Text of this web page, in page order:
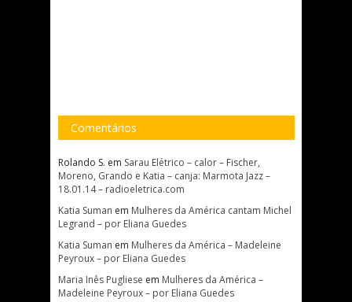
Comentários
Rolando S. em Sarau Elétrico – calor – Fischer,
Moreno, Grando e Katia – canja: Marmota Jazz –
18.01.14 – radioeletrica.com
Katia Suman em Mulheres da América cantam Michel
Legrand – por Eliana Guedes
Katia Suman em Mulheres da América – Madeleine
Peyroux – por Eliana Guedes
Maria Inês Pugliese em Mulheres da América –
Madeleine Peyroux – por Eliana Guedes